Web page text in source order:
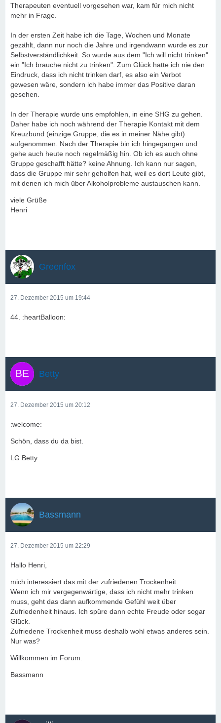
Therapeuten eventuell vorgesehen war, kam für mich nicht
mehr in Frage.
In der ersten Zeit habe ich die Tage, Wochen und Monate
gezählt, dann nur noch die Jahre und irgendwann wurde es zur
Selbstverständlichkeit. So wurde aus dem "Ich will nicht trinken"
ein "Ich brauche nicht zu trinken". Zum Glück hatte ich nie den
Eindruck, dass ich nicht trinken darf, es also ein Verbot
gewesen wäre, sondern ich habe immer das Positive daran
gesehen.
In der Therapie wurde uns empfohlen, in eine SHG zu gehen.
Daher habe ich noch während der Therapie Kontakt mit dem
Kreuzbund (einzige Gruppe, die es in meiner Nähe gibt)
aufgenommen. Nach der Therapie bin ich hingegangen und
gehe auch heute noch regelmäßig hin. Ob ich es auch ohne
Gruppe geschafft hätte? keine Ahnung. Ich kann nur sagen,
dass die Gruppe mir sehr geholfen hat, weil es dort Leute gibt,
mit denen ich mich über Alkoholprobleme austauschen kann.
viele Grüße
Henri
Greenfox
27. Dezember 2015 um 19:44
44. :heartBalloon:
Betty
27. Dezember 2015 um 20:12
:welcome:
Schön, dass du da bist.
LG Betty
Bassmann
27. Dezember 2015 um 22:29
Hallo Henri,
mich interessiert das mit der zufriedenen Trockenheit.
Wenn ich mir vergegenwärtige, dass ich nicht mehr trinken
muss, geht das dann aufkommende Gefühl weit über
Zufriedenheit hinaus. Ich spüre dann echte Freude oder sogar
Glück.
Zufriedene Trockenheit muss deshalb wohl etwas anderes sein.
Nur was?
Willkommen im Forum.
Bassmann